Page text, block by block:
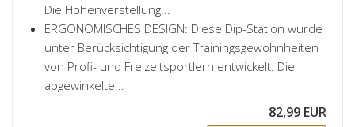
Die Höhenverstellung...
ERGONOMISCHES DESIGN: Diese Dip-Station wurde
unter Berücksichtigung der Trainingsgewohnheiten
von Profi- und Freizeitsportlern entwickelt. Die
abgewinkelte...
82,99 EUR